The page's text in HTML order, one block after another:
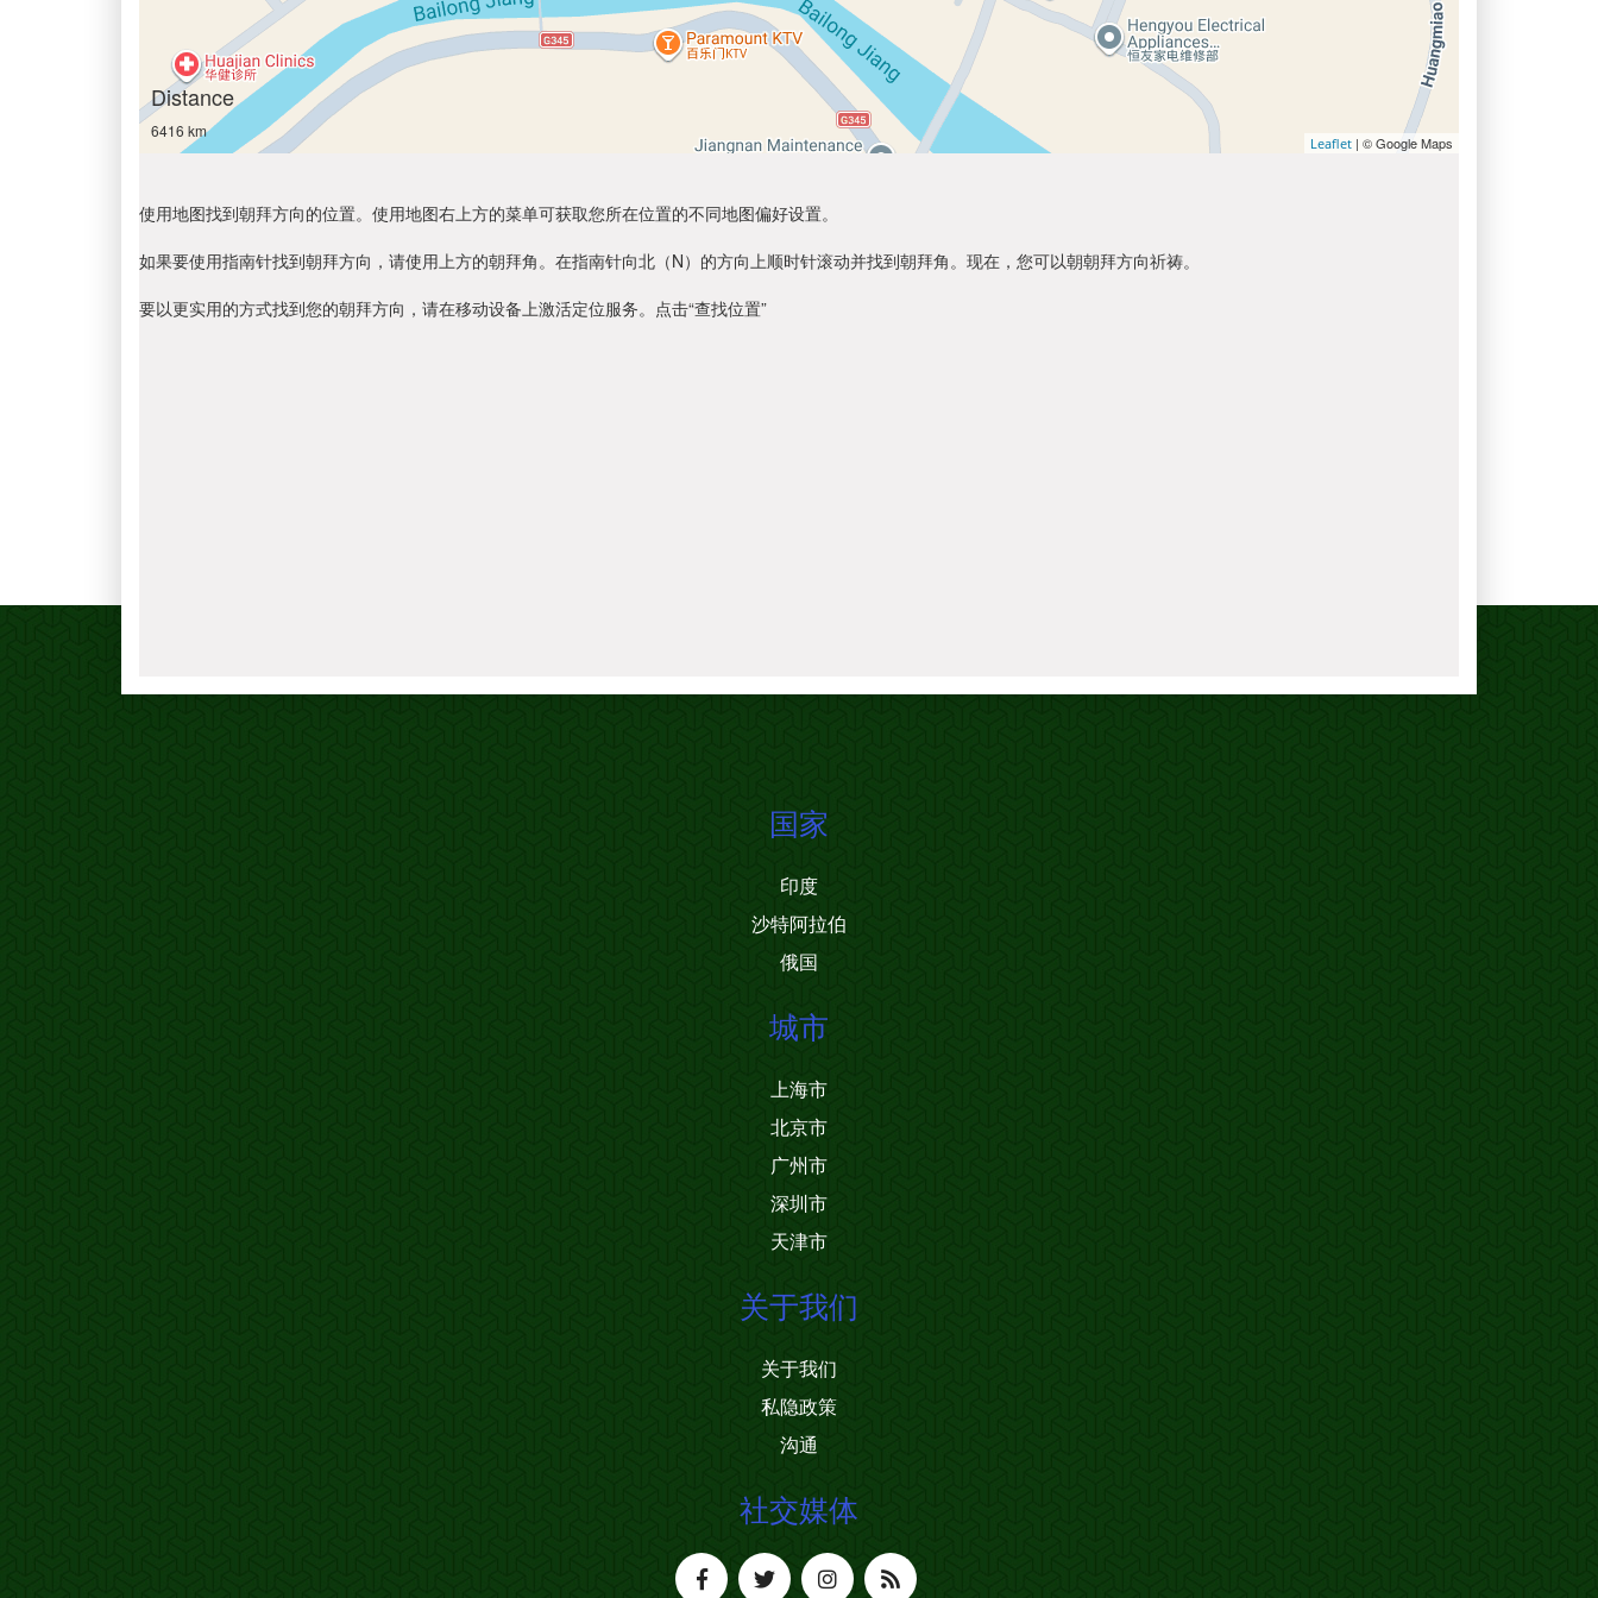
Distance
6416 km
Leaflet | © Google Maps
使用地图找到朝拜方向的位置。使用地图右上方的菜单可获取您所在位置的不同地图偏好设置。
如果要使用指南针找到朝拜方向，请使用上方的朝拜角。在指南针向北（N）的方向上顺时针滚动并找到朝拜角。现在，您可以朝朝拜方向祈祷。
要以更实用的方式找到您的朝拜方向，请在移动设备上激活定位服务。点击“查找位置”
国家
印度
沙特阿拉伯
俄国
城市
上海市
北京市
广州市
深圳市
天津市
关于我们
关于我们
私隐政策
沟通
社交媒体